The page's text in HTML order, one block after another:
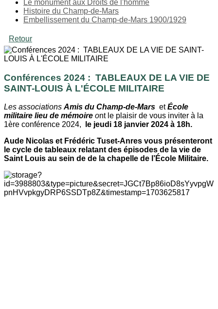
Le monument aux Droits de l'homme
Histoire du Champ-de-Mars
Embellissement du Champ-de-Mars 1900/1929
Retour
Conférences 2024 : TABLEAUX DE LA VIE DE
SAINT-LOUIS À L'ÉCOLE MILITAIRE
Les associationsAmis du Champ-de-Mars etÉcole
militaire lieu de mémoire ont le plaisir de vous inviter à la
1ère conférence 2024,
le jeudi 18 janvier 2024 à 18h.
Aude Nicolas et Frédéric Tuset-Anres vous présenteront
le cycle de tableaux relatant des épisodes de la vie de
Saint Louis au sein de de la chapelle de l’École Militaire.